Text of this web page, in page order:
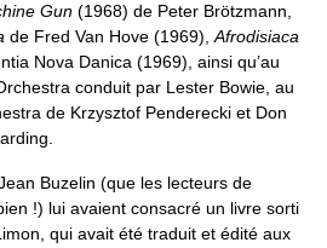
Gun (1968) de Peter Brötzmann,
de Fred Van Hove (1969), Afrodisiaca
Nova Danica (1969), ainsi qu’au
conduit par Lester Bowie, au
de Krzysztof Penderecki et Don
Buzelin (que les lecteurs de
!) lui avaient consacré un livre sorti
qui avait été traduit et édité aux